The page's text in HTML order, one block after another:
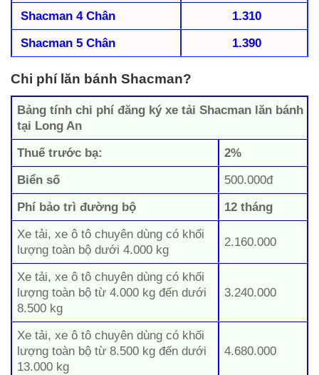
Shacman 4 Chân
1.310
Shacman 5 Chân
1.390
Chi phí lăn bánh Shacman?
Bảng tính chi phí đăng ký xe tải Shacman lăn bánh
tại Long An
Thuế trước bạ:
2%
Biển số
500.000đ
Phí bảo trì đường bộ
12 tháng
Xe tải, xe ô tô chuyên dùng có khối
lượng toàn bộ dưới 4.000 kg
2.160.000
Xe tải, xe ô tô chuyên dùng có khối
lượng toàn bộ từ 4.000 kg đến dưới
8.500 kg
3.240.000
Xe tải, xe ô tô chuyên dùng có khối
lượng toàn bộ từ 8.500 kg đến dưới
13.000 kg
4.680.000